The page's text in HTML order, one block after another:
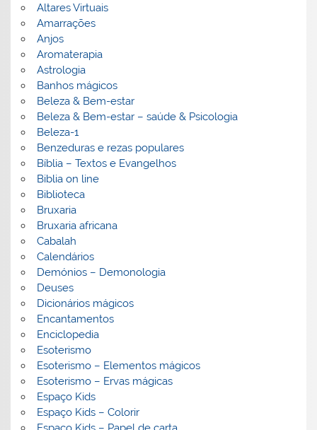
Altares Virtuais
Amarrações
Anjos
Aromaterapia
Astrologia
Banhos mágicos
Beleza & Bem-estar
Beleza & Bem-estar – saúde & Psicologia
Beleza-1
Benzeduras e rezas populares
Bíblia – Textos e Evangelhos
Biblia on line
Biblioteca
Bruxaria
Bruxaria africana
Cabalah
Calendários
Demónios – Demonologia
Deuses
Dicionários mágicos
Encantamentos
Enciclopedia
Esoterismo
Esoterismo – Elementos mágicos
Esoterismo – Ervas mágicas
Espaço Kids
Espaço Kids – Colorir